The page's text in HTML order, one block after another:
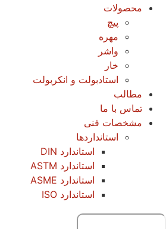
محصولات
پیچ
مهره
واشر
خار
استادبولت و انکربولت
مطالب
تماس با ما
مشخصات فنی
استانداردها
استاندارد DIN
استاندارد ASTM
استاندارد ASME
استاندارد ISO